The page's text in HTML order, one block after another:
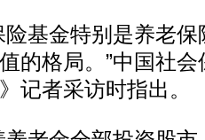
基金特别是养老保
的格局。”中国社
记者采访时指出。